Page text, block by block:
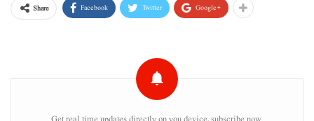
Share Facebook Twitter Google+